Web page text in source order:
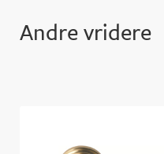
Andre vridere